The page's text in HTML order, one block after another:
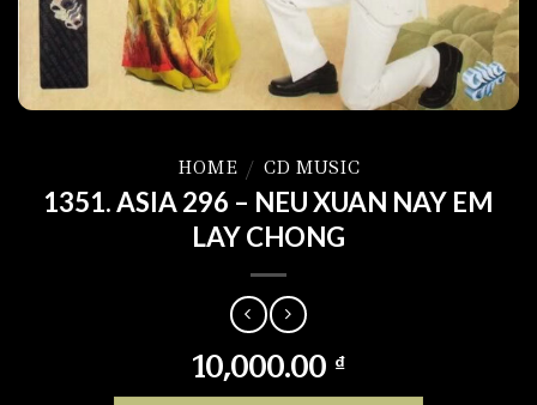
HOME / CD MUSIC
1351. ASIA 296 – NEU XUAN NAY EM
LAY CHONG
10,000.00 ₫